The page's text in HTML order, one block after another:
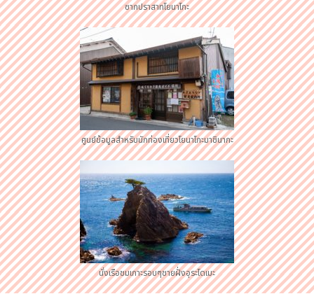
ซากปราสาทโยนาโกะ
ศูนย์ข้อมูลสำหรับนักท่องเที่ยวโยนาโกะมาชินากะ
นั่งเรือชมเกาะรอบๆชายฝั่งอุระโดเมะ